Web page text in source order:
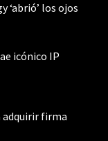
‘abrió’ los ojos
icónico IP
adquirir firma